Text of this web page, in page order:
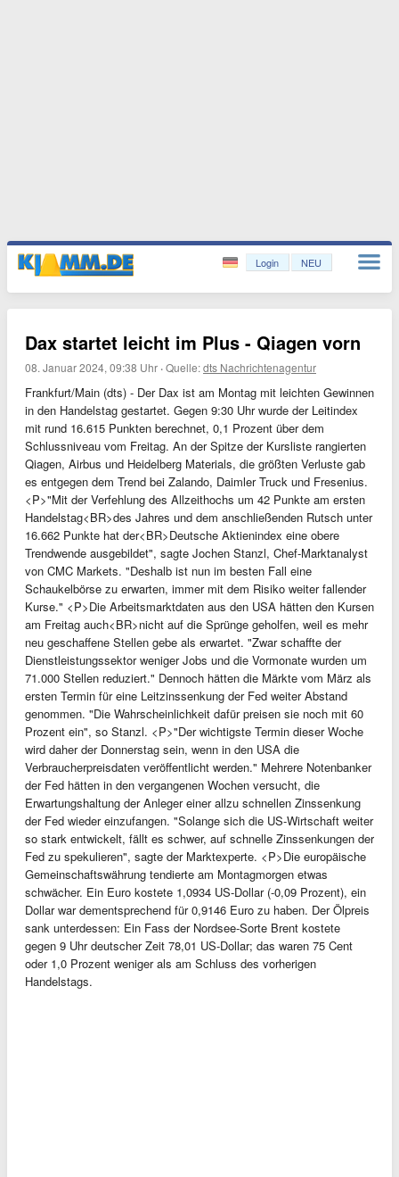
Login NEU
Dax startet leicht im Plus - Qiagen vorn
08. Januar 2024, 09:38 Uhr ·Quelle:dts Nachrichtenagentur
Frankfurt/Main (dts) - Der Dax ist am Montag mit leichten Gewinnen
in den Handelstag gestartet. Gegen 9:30 Uhr wurde der Leitindex
mit rund 16.615 Punkten berechnet, 0,1 Prozent über dem
Schlussniveau vom Freitag. An der Spitze der Kursliste rangierten
Qiagen, Airbus und Heidelberg Materials, die größten Verluste gab
es entgegen dem Trend bei Zalando, Daimler Truck und Fresenius.
<P>"Mit der Verfehlung des Allzeithochs um 42 Punkte am ersten
Handelstag<BR>des Jahres und dem anschließenden Rutsch unter
16.662 Punkte hat der<BR>Deutsche Aktienindex eine obere
Trendwende ausgebildet", sagte Jochen Stanzl, Chef-Marktanalyst
von CMC Markets. "Deshalb ist nun im besten Fall eine
Schaukelbörse zu erwarten, immer mit dem Risiko weiter fallender
Kurse." <P>Die Arbeitsmarktdaten aus den USA hätten den Kursen
am Freitag auch<BR>nicht auf die Sprünge geholfen, weil es mehr
neu geschaffene Stellen gebe als erwartet. "Zwar schaffte der
Dienstleistungssektor weniger Jobs und die Vormonate wurden um
71.000 Stellen reduziert." Dennoch hätten die Märkte vom März als
ersten Termin für eine Leitzinssenkung der Fed weiter Abstand
genommen. "Die Wahrscheinlichkeit dafür preisen sie noch mit 60
Prozent ein", so Stanzl. <P>"Der wichtigste Termin dieser Woche
wird daher der Donnerstag sein, wenn in den USA die
Verbraucherpreisdaten veröffentlicht werden." Mehrere Notenbanker
der Fed hätten in den vergangenen Wochen versucht, die
Erwartungshaltung der Anleger einer allzu schnellen Zinssenkung
der Fed wieder einzufangen. "Solange sich die US-Wirtschaft weiter
so stark entwickelt, fällt es schwer, auf schnelle Zinssenkungen der
Fed zu spekulieren", sagte der Marktexperte. <P>Die europäische
Gemeinschaftswährung tendierte am Montagmorgen etwas
schwächer. Ein Euro kostete 1,0934 US-Dollar (-0,09 Prozent), ein
Dollar war dementsprechend für 0,9146 Euro zu haben. Der Ölpreis
sank unterdessen: Ein Fass der Nordsee-Sorte Brent kostete
gegen 9 Uhr deutscher Zeit 78,01 US-Dollar; das waren 75 Cent
oder 1,0 Prozent weniger als am Schluss des vorherigen
Handelstags.